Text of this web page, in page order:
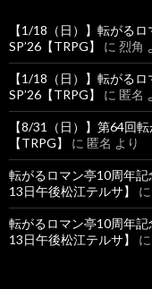
【1/18（日）】転がる
SP’26【TRPG】
に 烈角
【1/18（日）】転がる
SP’26【TRPG】
に 匿名
【8/31（日）】第64回
【TRPG】
に 匿名 より
転がるロマン亭10周年
13日午後松江テルサ】
に
転がるロマン亭10周年
13日午後松江テルサ】
に